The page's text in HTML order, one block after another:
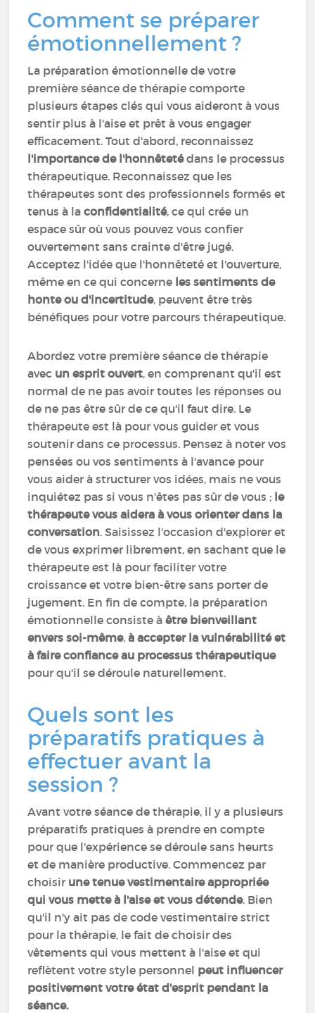
Comment se préparer
émotionnellement ?
La préparation émotionnelle de votre
première séance de thérapie comporte
plusieurs étapes clés qui vous aideront à vous
sentir plus à l'aise et prêt à vous engager
efficacement. Tout d'abord, reconnaissez
l'importance de l'honnêtetédans le processus
thérapeutique. Reconnaissez que les
thérapeutes sont des professionnels formés et
tenus à laconfidentialité, ce qui crée un
espace sûr où vous pouvez vous confier
ouvertement sans crainte d'être jugé.
Acceptez l'idée que l'honnêteté et l'ouverture,
même en ce qui concerne les sentiments de
honte ou d'incertitude, peuvent être très
bénéfiques pour votre parcours thérapeutique.
Abordez votre première séance de thérapie
avec un esprit ouvert, en comprenant qu'il est
normal de ne pas avoir toutes les réponses ou
de ne pas être sûr de ce qu'il faut dire. Le
thérapeute est là pour vous guider et vous
soutenir dans ce processus. Pensez à noter vos
pensées ou vos sentiments à l'avance pour
vous aider à structurer vos idées, mais ne vous
inquiétez pas si vous n'êtes pas sûr de vous ; le
thérapeute vous aidera à vous orienter dans la
conversation. Saisissez l'occasion d'explorer et
de vous exprimer librement, en sachant que le
thérapeute est là pour faciliter votre
croissance et votre bien-être sans porter de
jugement. En fin de compte, la préparation
émotionnelle consiste àêtre bienveillant
envers soi-même,à accepter la vulnérabilité et
à faire confiance au processus thérapeutique
pour qu'il se déroule naturellement.
Quels sont les
préparatifs pratiques à
effectuer avant la
session ?
Avant votre séance de thérapie, il y a plusieurs
préparatifs pratiques à prendre en compte
pour que l'expérience se déroule sans heurts
et de manière productive. Commencez par
choisir une tenue vestimentaire appropriée
qui vous mette à l'aise et vous détende. Bien
qu'il n'y ait pas de code vestimentaire strict
pour la thérapie, le fait de choisir des
vêtements qui vous mettent à l'aise et qui
reflètent votre style personnel peut influencer
positivement votre état d'esprit pendant la
séance.